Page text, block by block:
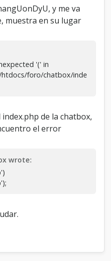
n
D
y me va
muestra en su lugar
'(' in
foro/chatbox/inde
de la chatbox,
el error
wrote: